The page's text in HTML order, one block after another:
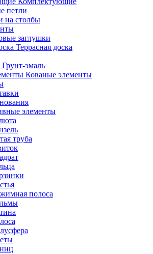
петли
на столбы
заглушки
Террасная доска
Грунт-эмаль
Кованые элементы
элементы
труба
полоса